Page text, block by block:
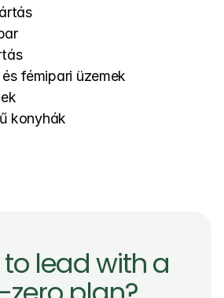
fémipari üzemek
konyhák
lead with a